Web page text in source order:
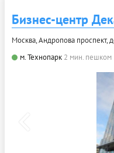
Бизнес-центр
Москва, Андропова проспект,
м. Технопарк 2 мин. пешком